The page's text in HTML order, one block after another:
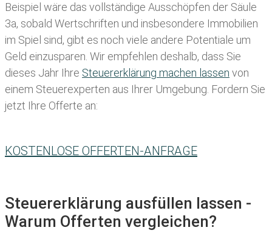
Beispiel wäre das vollständige Ausschöpfen der Säule
3a, sobald Wertschriften und insbesondere Immobilien
im Spiel sind, gibt es noch viele andere Potentiale um
Geld einzusparen. Wir empfehlen deshalb, dass Sie
dieses Jahr Ihre Steuererklärung machen lassen von
einem Steuerexperten aus Ihrer Umgebung. Fordern Sie
jetzt Ihre Offerte an:
KOSTENLOSE OFFERTEN-ANFRAGE
Steuererklärung ausfüllen lassen -
Warum Offerten vergleichen?